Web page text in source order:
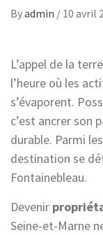
Byadmin / 10 avril
L’appel de la
l’heure où les
s’évaporent.
c’est ancrer son
durable. Parmi
destination se
Fontainebleau.
Devenir
Seine-et-Marne